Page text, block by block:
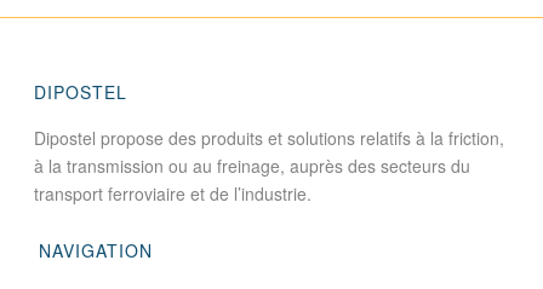
DIPOSTEL
Dipostel propose des produits et solutions relatifs à la friction,
à la transmission ou au freinage, auprès des secteurs du
transport ferroviaire et de l’industrie.
NAVIGATION